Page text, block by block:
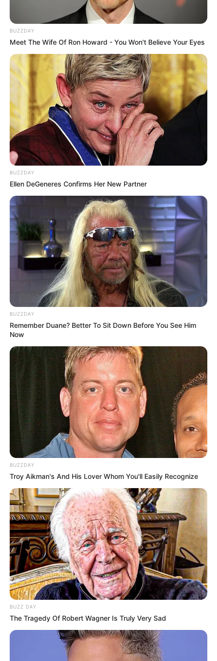
BUZZDAY
Meet The Wife Of Ron Howard - You Won't Believe Your Eyes
BUZZDAY
Ellen DeGeneres Confirms Her New Partner
BUZZDAY
Remember Duane? Better To Sit Down Before You See Him
Now
BUZZDAY
Troy Aikman's And His Lover Whom You'll Easily Recognize
BUZZ DAY
The Tragedy Of Robert Wagner Is Truly Very Sad